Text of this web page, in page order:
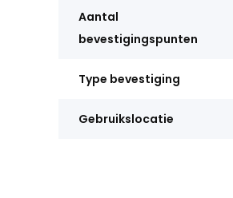
Aantal
bevestigingspunten
Type bevestiging
Gebruikslocatie